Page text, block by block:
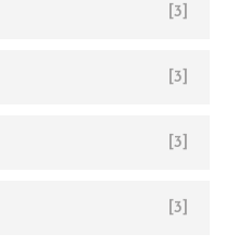
[3]
[3]
[3]
[3]